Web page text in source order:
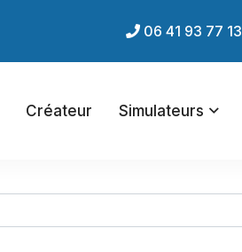
06 41 93 77 13
Créateur Simulateurs